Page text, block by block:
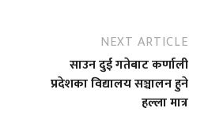
NEXT ARTICLE
साउन दुई गतेबाट कर्णाली
प्रदेशका विद्यालय सञ्चालन हुने
हल्ला मात्र